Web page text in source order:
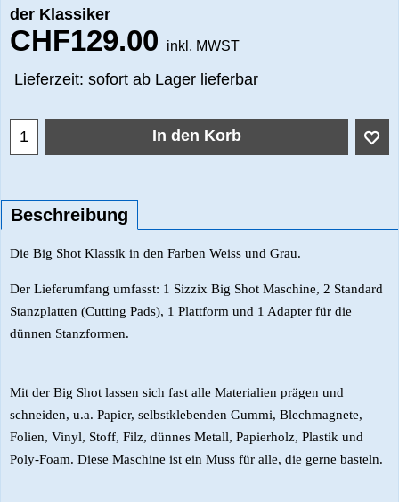
der Klassiker
CHF129.00 inkl. MWST
Lieferzeit: sofort ab Lager lieferbar
In den Korb
Beschreibung
Die Big Shot Klassik in den Farben Weiss und Grau.
Der Lieferumfang umfasst: 1 Sizzix Big Shot Maschine, 2 Standard
Stanzplatten (Cutting Pads), 1 Plattform und 1 Adapter für die
dünnen Stanzformen.
Mit der Big Shot lassen sich fast alle Materialien prägen und
schneiden, u.a. Papier, selbstklebenden Gummi, Blechmagnete,
Folien, Vinyl, Stoff, Filz, dünnes Metall, Papierholz, Plastik und
Poly-Foam. Diese Maschine ist ein Muss für alle, die gerne basteln.